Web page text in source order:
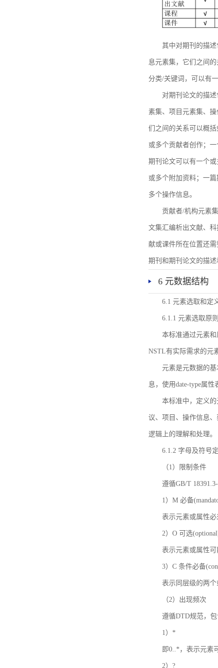
其中对期刊的描
息元素集，它们之间
分类/关键词，可以有
对期刊论文的描
素集、项目元素集、
们之间的关系可以概
或多个贡献者创作；
期刊论文可以有一个
或多个附加资料；一
多个操作信息。
贡献者/机构元素
文集汇编析出文献、
献或课件所在位置还
期刊和期刊论文的描
6 元数据结构
6.1 元素选取和定
6.1.1 元素选取原
本标准通过元素
NSTL有实际需求的元
元素是元数据的
息，使用date-type属
本标准中，定义
议、项目、操作信息
逻辑上的理解和处理。
6.1.2 字母及符号
（1）限制条件
遵循GB/T
1）M 必备
表示元素或属性
2）O 可选
表示元素或属性
3）C 条件必备
表示同层级的两
（2）出现频次
遵循DTD规范，
1）*
即0..*，表示元素
2）?